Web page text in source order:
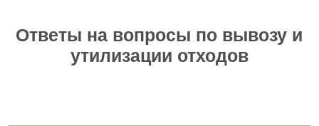
Ответы на вопросы по вывозу и
утилизации отходов